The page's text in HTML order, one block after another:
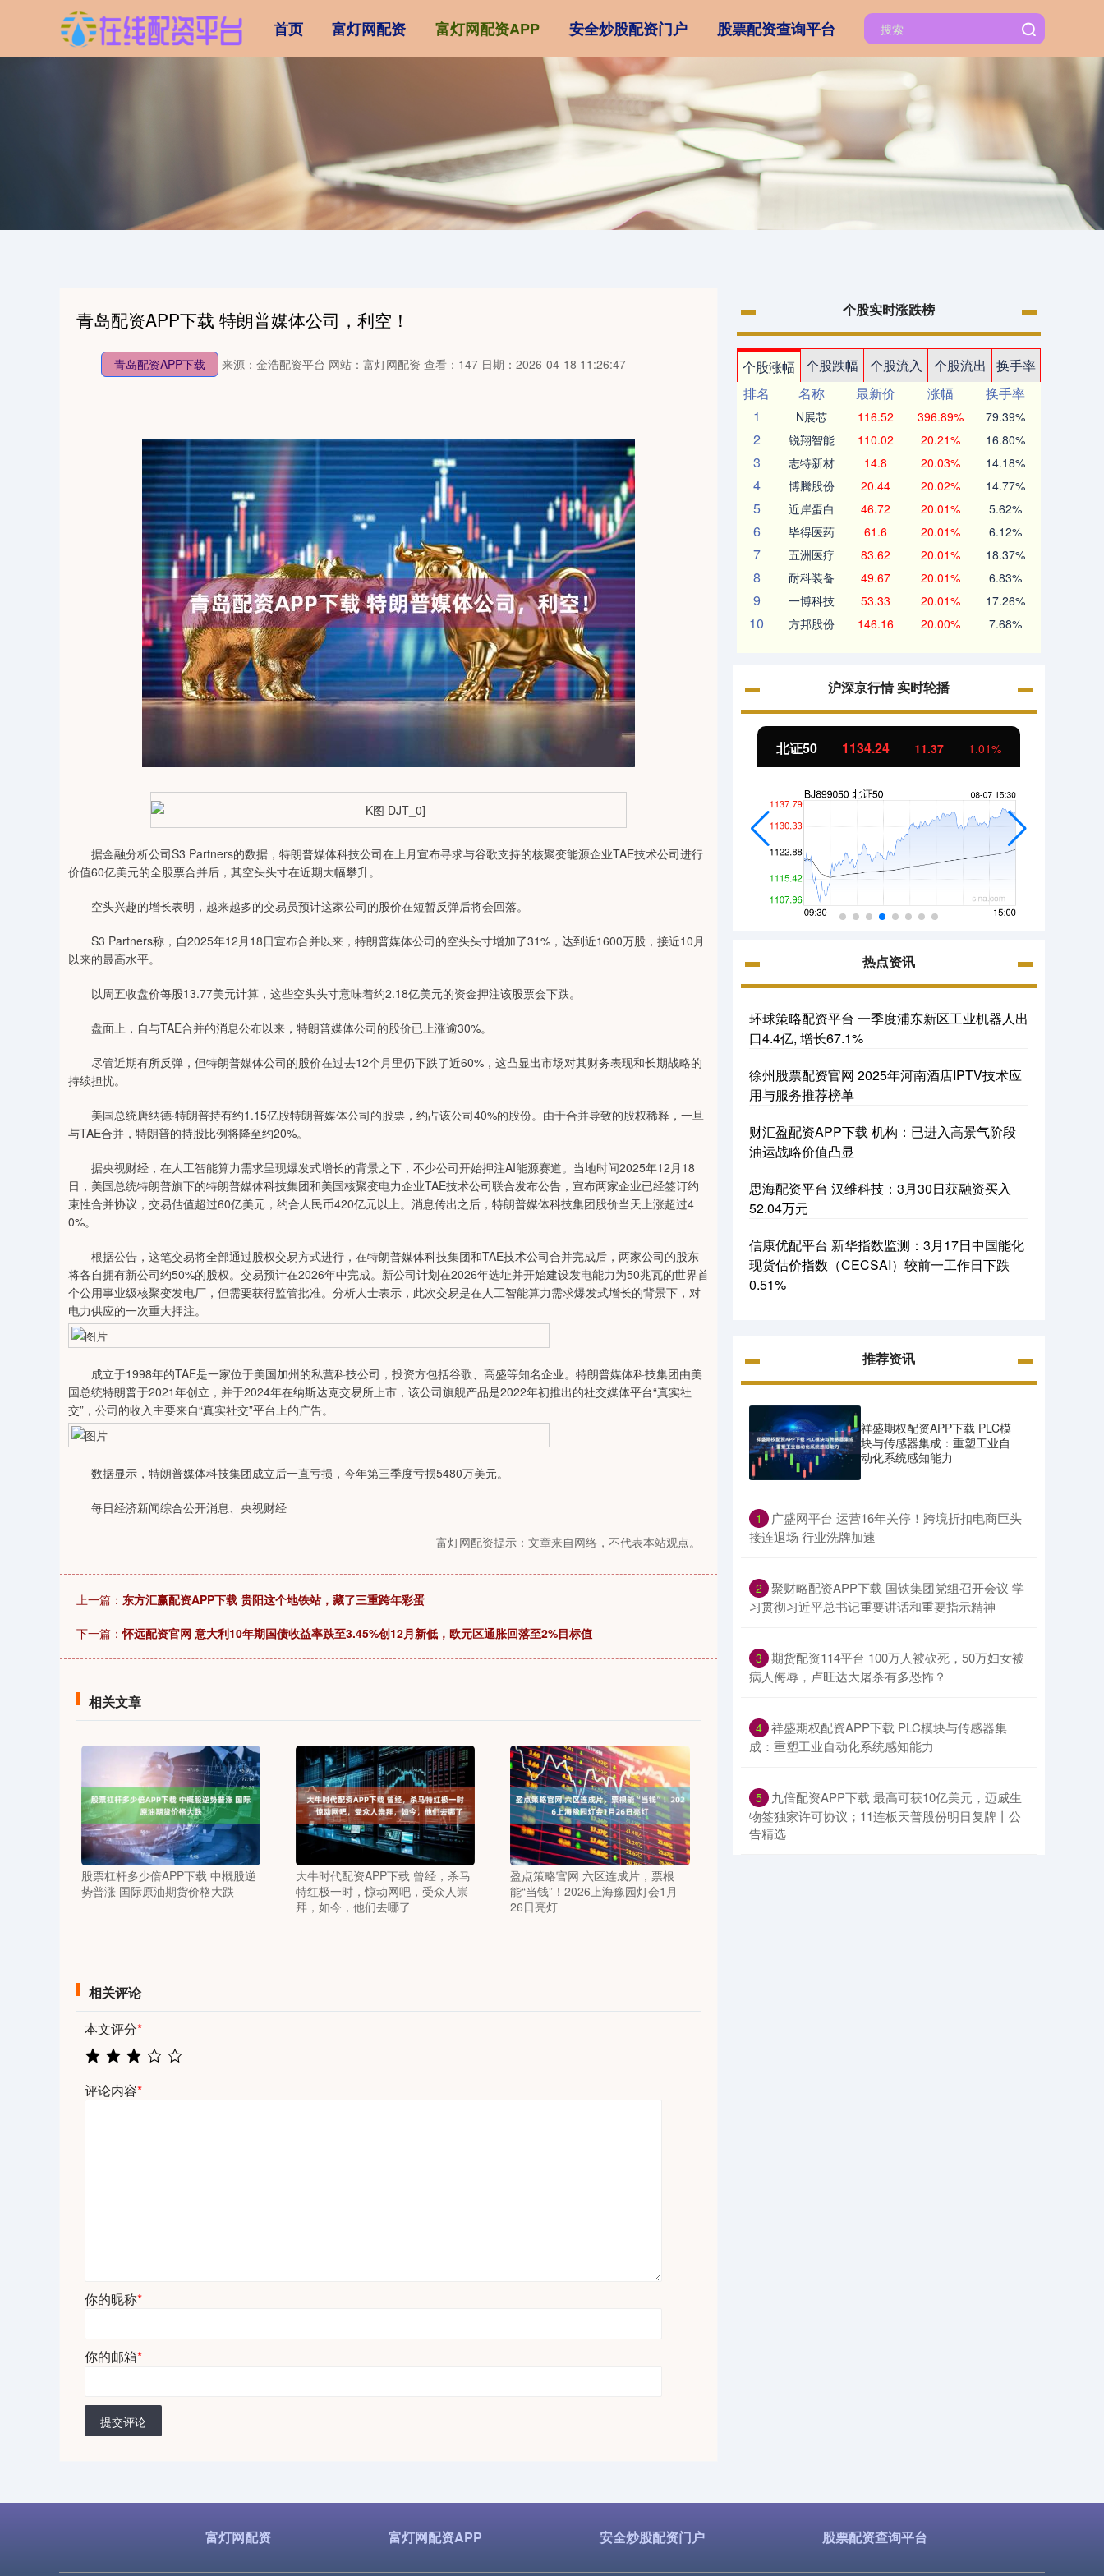
首页 富灯网配资 富灯网配资APP 安全炒股配资门户 股票配资查询平台
青岛配资APP下载 特朗普媒体公司，利空！
青岛配资APP下载 来源：金浩配资平台 网站：富灯网配资 查看：147 日期：2026-04-18 11:26:47
据金融分析公司S3 Partners的数据，特朗普媒体科技公司在上月宣布寻求与谷歌支持的核聚变能源企业TAE技术公司进行
价值60亿美元的全股票合并后，其空头头寸在近期大幅攀升。
空头兴趣的增长表明，越来越多的交易员预计这家公司的股价在短暂反弹后将会回落。
S3 Partners称，自2025年12月18日宣布合并以来，特朗普媒体公司的空头头寸增加了31%，达到近1600万股，接近10月
以来的最高水平。
以周五收盘价每股13.77美元计算，这些空头头寸意味着约2.18亿美元的资金押注该股票会下跌。
盘面上，自与TAE合并的消息公布以来，特朗普媒体公司的股价已上涨逾30%。
尽管近期有所反弹，但特朗普媒体公司的股价在过去12个月里仍下跌了近60%，这凸显出市场对其财务表现和长期战略的
持续担忧。
美国总统唐纳德·特朗普持有约1.15亿股特朗普媒体公司的股票，约占该公司40%的股份。由于合并导致的股权稀释，一旦
与TAE合并，特朗普的持股比例将降至约20%。
据央视财经，在人工智能算力需求呈现爆发式增长的背景之下，不少公司开始押注AI能源赛道。当地时间2025年12月18
日，美国总统特朗普旗下的特朗普媒体科技集团和美国核聚变电力企业TAE技术公司联合发布公告，宣布两家企业已经签订约
束性合并协议，交易估值超过60亿美元，约合人民币420亿元以上。消息传出之后，特朗普媒体科技集团股价当天上涨超过4
0%。
根据公告，这笔交易将全部通过股权交易方式进行，在特朗普媒体科技集团和TAE技术公司合并完成后，两家公司的股东
将各自拥有新公司约50%的股权。交易预计在2026年中完成。新公司计划在2026年选址并开始建设发电能力为50兆瓦的世界首
个公用事业级核聚变发电厂，但需要获得监管批准。分析人士表示，此次交易是在人工智能算力需求爆发式增长的背景下，对
电力供应的一次重大押注。
成立于1998年的TAE是一家位于美国加州的私营科技公司，投资方包括谷歌、高盛等知名企业。特朗普媒体科技集团由美
国总统特朗普于2021年创立，并于2024年在纳斯达克交易所上市，该公司旗舰产品是2022年初推出的社交媒体平台“真实社
交”，公司的收入主要来自“真实社交”平台上的广告。
数据显示，特朗普媒体科技集团成立后一直亏损，今年第三季度亏损5480万美元。
每日经济新闻综合公开消息、央视财经
富灯网配资提示：文章来自网络，不代表本站观点。
上一篇： 东方汇赢配资APP下载 贵阳这个地铁站，藏了三重跨年彩蛋
下一篇：怀远配资官网 意大利10年期国债收益率跌至3.45%创12月新低，欧元区通胀回落至2%目标值
相关文章
股票杠杆多少倍APP下载 中概股逆
势普涨 国际原油期货价格大跌
大牛时代配资APP下载 曾经，杀马
特红极一时，惊动网吧，受众人崇
拜，如今，他们去哪了
盈点策略官网 六区连成片，票根
能“当钱”！2026上海豫园灯会1月
26日亮灯
相关评论
本文评分*
评论内容*
你的昵称*
你的邮箱*
提交评论
个股实时涨跌榜
个股涨幅 个股跌幅 个股流入 个股流出
换手率
排名
名称 最新价 涨幅
换手率
1
N展芯 116.52 396.89% 79.39%
2 锐翔智能 110.02 20.21% 16.80%
3 志特新材 14.8 20.03% 14.18%
4 博腾股份 20.44 20.02% 14.77%
5 近岸蛋白 46.72 20.01% 5.62%
6 毕得医药 61.6 20.01% 6.12%
7 五洲医疗 83.62 20.01% 18.37%
8 耐科装备 49.67 20.01% 6.83%
9 一博科技 53.33 20.01% 17.26%
10 方邦股份 146.16 20.00% 7.68%
沪深京行情 实时轮播
14311.01 沪深300 4694.44 43.13 北证50 1134.24 11.37 1.01%
热点资讯
环球策略配资平台 一季度浦东新区工业机器人出
口4.4亿, 增长67.1%
徐州股票配资官网 2025年河南酒店IPTV技术应
用与服务推荐榜单
财汇盈配资APP下载 机构：已进入高景气阶段
油运战略价值凸显
思海配资平台 汉维科技：3月30日获融资买入
52.04万元
信康优配平台 新华指数监测：3月17日中国能化
现货估价指数（CECSAI）较前一工作日下跌
0.51%
推荐资讯
祥盛期权配资APP下载 PLC模
块与传感器集成：重塑工业自
动化系统感知能力
1
​广盛网平台 运营16年关停！跨境折扣电商巨头
接连退场 行业洗牌加速
2 ​聚财略配资APP下载 国铁集团党组召开会议 学
习贯彻习近平总书记重要讲话和重要指示精神
3 ​期货配资114平台 100万人被砍死，50万妇女被
病人侮辱，卢旺达大屠杀有多恐怖？
4 ​祥盛期权配资APP下载 PLC模块与传感器集
成：重塑工业自动化系统感知能力
5 ​九倍配资APP下载 最高可获10亿美元，迈威生
物签独家许可协议；11连板天普股份明日复牌丨公
告精选
富灯网配资 富灯网配资APP 安全炒股配资门户 股票配资查询平台